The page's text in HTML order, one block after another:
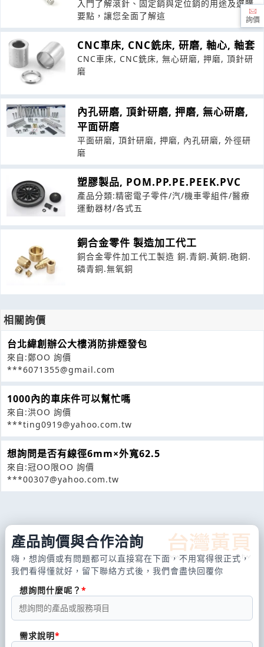
入門了解滾針、固定銷與定位銷的用途及選購
要點，讓您全面了解這
CNC車床, CNC銑床, 研磨, 軸心, 軸套
CNC車床, CNC銑床, 無心研磨, 押磨, 頂針研
磨
內孔研磨, 頂針研磨, 押磨, 無心研磨,
平面研磨
平面研磨, 頂針研磨, 押磨, 內孔研磨, 外徑研
磨
塑膠製品, POM.PP.PE.PEEK.PVC
產品分類:精密電子零件/汽/機車零組件/醫療
運動器材/各式五
銅合金零件 製造加工代工
銅合金零件加工代工製造 銅.青銅.黃銅.砲銅.
磷青銅.無氧銅
相關詢價
台北緯創辦公大樓消防排煙發包
來自:鄭OO 詢價
***6071355@gmail.com
1000內的車床件可以幫忙嗎
來自:洪OO 詢價
***ting0919@yahoo.com.tw
想詢問是否有線徑6mm×外寬62.5
來自:冠OO限OO 詢價
***00307@yahoo.com.tw
產品詢價與合作洽詢
嗨，想詢價或有問題都可以直接寫在下面，不用寫得很正式，
我們看得懂就好，留下聯絡方式後，我們會盡快回覆你
想詢問什麼呢？
需求說明
詢價